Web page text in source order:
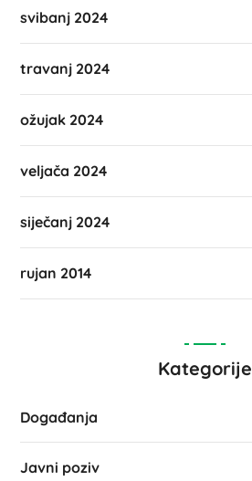
svibanj 2024
travanj 2024
ožujak 2024
veljača 2024
siječanj 2024
rujan 2014
Kategorije
Događanja
Javni poziv